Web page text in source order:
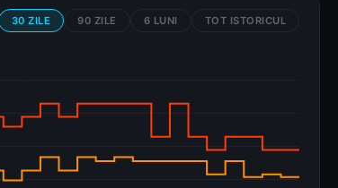
30 ZILE 90 ZILE 6 LUNI TOT ISTORICUL